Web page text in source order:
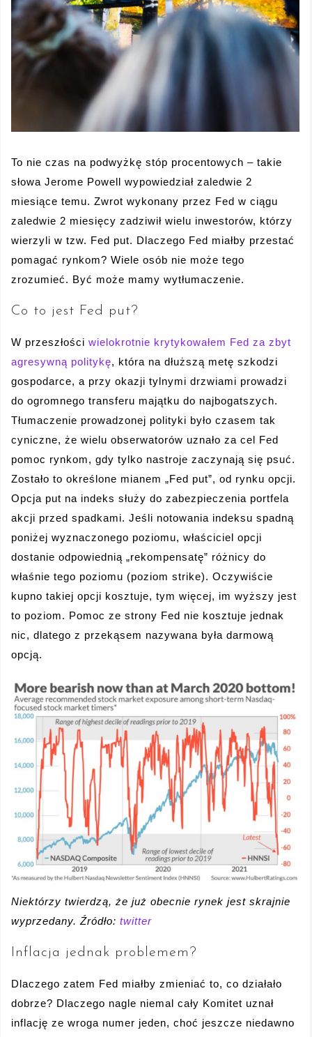
To nie czas na podwyżkę stóp procentowych – takie
słowa Jerome Powell wypowiedział zaledwie 2
miesiące temu. Zwrot wykonany przez Fed w ciągu
zaledwie 2 miesięcy zadziwił wielu inwestorów, którzy
wierzyli w tzw. Fed put. Dlaczego Fed miałby przestać
pomagać rynkom? Wiele osób nie może tego
zrozumieć. Być może mamy wytłumaczenie.
Co to jest Fed put?
W przeszłości wielokrotnie krytykowałem Fed za zbyt
agresywną politykę, która na dłuższą metę szkodzi
gospodarce, a przy okazji tylnymi drzwiami prowadzi
do ogromnego transferu majątku do najbogatszych.
Tłumaczenie prowadzonej polityki było czasem tak
cyniczne, że wielu obserwatorów uznało za cel Fed
pomoc rynkom, gdy tylko nastroje zaczynają się psuć.
Zostało to określone mianem „Fed put”, od rynku opcji.
Opcja put na indeks służy do zabezpieczenia portfela
akcji przed spadkami. Jeśli notowania indeksu spadną
poniżej wyznaczonego poziomu, właściciel opcji
dostanie odpowiednią „rekompensatę” różnicy do
właśnie tego poziomu (poziom strike). Oczywiście
kupno takiej opcji kosztuje, tym więcej, im wyższy jest
to poziom. Pomoc ze strony Fed nie kosztuje jednak
nic, dlatego z przekąsem nazywana była darmową
opcją.
Niektórzy twierdzą, że już obecnie rynek jest skrajnie
wyprzedany. Źródło: twitter
Inflacja jednak problemem?
Dlaczego zatem Fed miałby zmieniać to, co działało
dobrze? Dlaczego nagle niemal cały Komitet uznał
inflację ze wroga numer jeden, choć jeszcze niedawno